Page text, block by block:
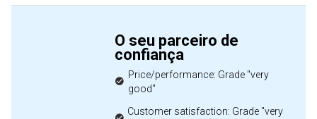
O seu parceiro de
confiança
Price/performance: Grade "very
good"
Customer satisfaction: Grade "very